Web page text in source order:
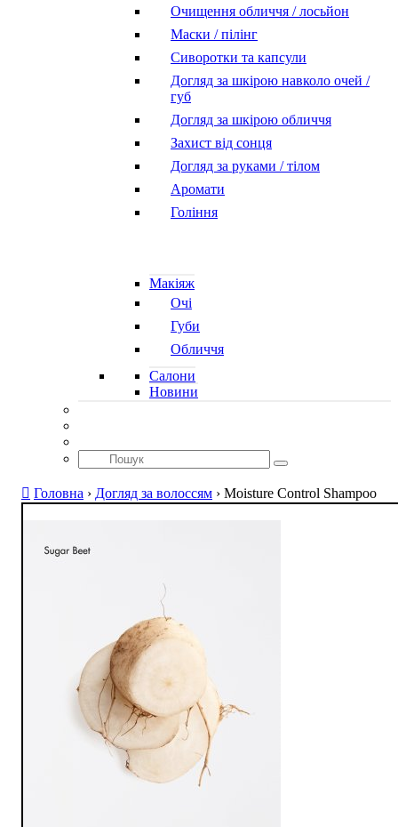
Очищення обличчя / лосьйон
Маски / пілінг
Сиворотки та капсули
Догляд за шкірою навколо очей /
губ
Догляд за шкірою обличчя
Захист від сонця
Догляд за руками / тілом
Аромати
Гоління
Макіяж
Очі
Губи
Обличчя
Салони
Новини
Головна › Догляд за волоссям › Moisture Control Shampoo